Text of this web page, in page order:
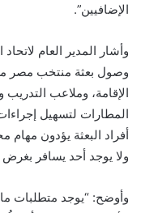
الإضافيين”.
وأشار المدير العام
وصول بعثة منتخب مصر
الإقامة، وملاعب
المطارات لتسهيل
أفراد البعثة يؤدون
ولا يوجد أحد يسافر بغرض
وأوضح: “يوجد متطلبات